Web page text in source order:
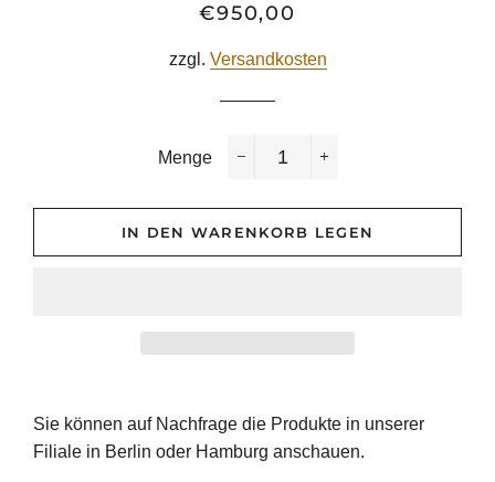
Normaler
Sonderpreis
€950,00
zzgl. Versandkosten
Menge
IN DEN WARENKORB LEGEN
Sie können auf Nachfrage die Produkte in unserer
Filiale in Berlin oder Hamburg anschauen.